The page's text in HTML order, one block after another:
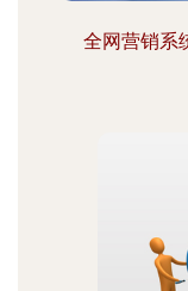
全网营销系